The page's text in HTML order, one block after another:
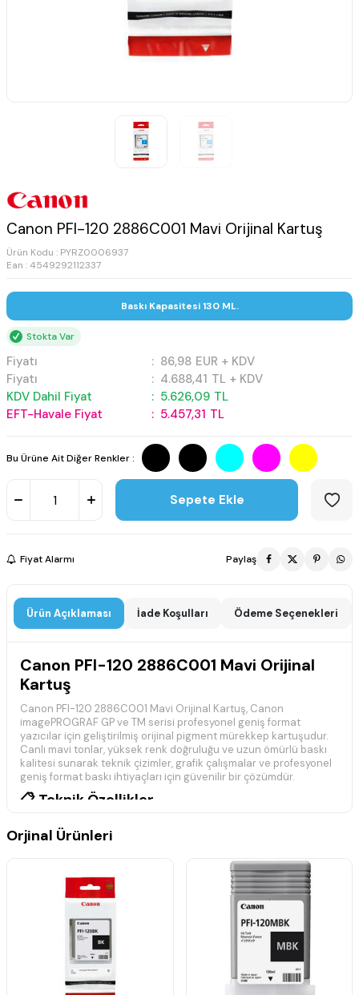
Canon PFI-120 2886C001 Mavi Orijinal Kartuş
Ürün Kodu : PYRZ0006937
Ean : 4549292112337
Baskı Kapasitesi 130 ML.
Stokta Var
Fiyatı : 86,98 EUR + KDV
Fiyatı
: 4.688,41 TL + KDV
KDV Dahil Fiyat
: 5.626,09 TL
EFT-Havale Fiyat
: 5.457,31 TL
Bu Ürüne Ait Diğer Renkler :
Sepete Ekle
Fiyat Alarmı Paylaş
Ürün Açıklaması İade Koşulları Ödeme Seçenekleri
Canon PFI-120 2886C001 Mavi Orijinal
Kartuş
Canon PFI-120 2886C001 Mavi Orijinal Kartuş, Canon
imagePROGRAF GP ve TM serisi profesyonel geniş format
yazıcılar için geliştirilmiş orijinal pigment mürekkep kartuşudur.
Canlı mavi tonlar, yüksek renk doğruluğu ve uzun ömürlü baskı
kalitesi sunarak teknik çizimler, grafik çalışmalar ve profesyonel
geniş format baskı ihtiyaçları için güvenilir bir çözümdür.
📋 Teknik Özellikler
Model:PFI-120
Ürün Tipi:Orijinal Kartuş
Baskı Teknolojisi:
Mürekkep Kapasitesi:
Uyumluluk:Canon imagePROGRAF GP ve TM Serisi
Orijinal
🖨️ Uyumlu Yazıcı Modelleri
Canon imagePROGRAF GP-200 Orijinal Kartuş
Orjinal Ürünleri